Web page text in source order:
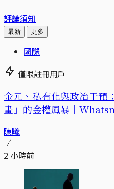
評論須知
最新 更多
國際
僅限註冊用戶
金元、私有化與政治干預
畫」的金權風暴｜
陳曦
2 小時前